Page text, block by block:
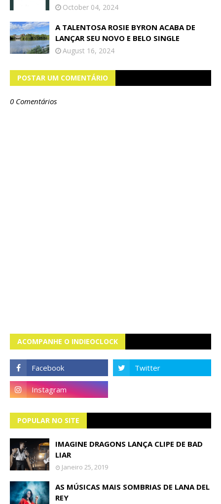
October 04, 2024
A TALENTOSA ROSIE BYRON ACABA DE
LANÇAR SEU NOVO E BELO SINGLE
August 16, 2024
POSTAR UM COMENTÁRIO
0 Comentários
ACOMPANHE O INDIEOCLOCK
POPULAR NO SITE
IMAGINE DRAGONS LANÇA CLIPE DE BAD
LIAR
Janeiro 25, 2019
AS MÚSICAS MAIS SOMBRIAS DE LANA DEL
REY